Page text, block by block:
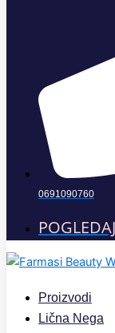
0691090760
Proizvodi
Lična Nega